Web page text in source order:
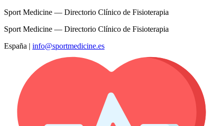
Sport Medicine — Directorio Clínico de Fisioterapia
Sport Medicine — Directorio Clínico de Fisioterapia
España | info@sportmedicine.es